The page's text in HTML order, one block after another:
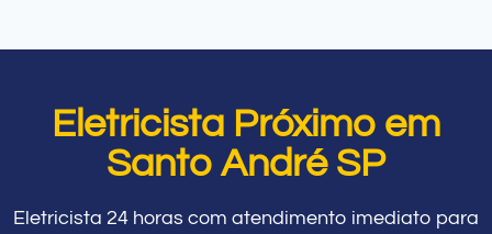
Eletricista Próximo em
Santo André SP
Eletricista 24 horas com atendimento imediato para